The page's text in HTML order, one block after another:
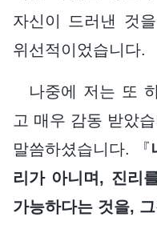
자신이 드러낸 것
위선적이었습니다.
나중에 저는 또
고 매우 감동 받았
말씀하셨습니다. 『
리가 아니며, 진리
가능하다는 것을,